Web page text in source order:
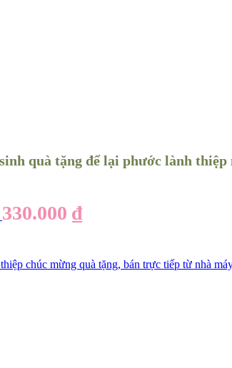
quà tặng để lại phước lành thiệp
330.000 ₫
chúc mừng quà tặng, bán trực tiếp từ nhà